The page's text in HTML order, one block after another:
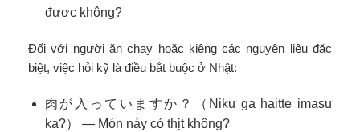
được không?
Đối với người ăn chay hoặc kiêng các nguyên liệu đặc
biệt, việc hỏi kỹ là điều bắt buộc ở Nhật:
肉が入っていますか？（Niku ga haitte imasu
ka?） — Món này có thịt không?